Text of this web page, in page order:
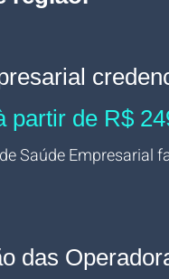
partir de R$
Saúde Empresarial
das